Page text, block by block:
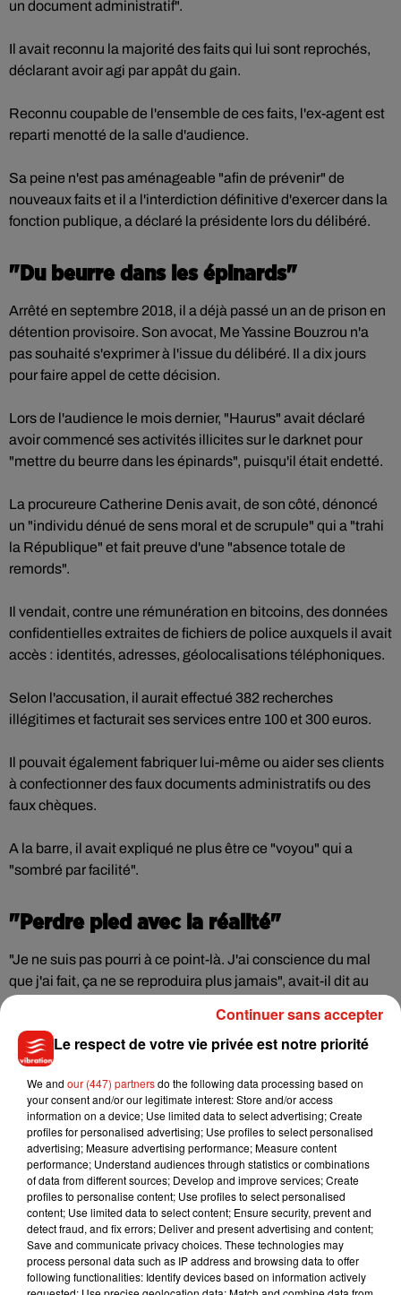
un document administratif".
Il avait reconnu la majorité des faits qui lui sont reprochés,
déclarant avoir agi par appât du gain.
Reconnu coupable de l'ensemble de ces faits, l'ex-agent est
reparti menotté de la salle d'audience.
Sa peine n'est pas aménageable "afin de prévenir" de
nouveaux faits et il a l'interdiction définitive d'exercer dans la
fonction publique, a déclaré la présidente lors du délibéré.
"Du beurre dans les épinards"
Arrêté en septembre 2018, il a déjà passé un an de prison en
détention provisoire. Son avocat, Me Yassine Bouzrou n'a
pas souhaité s'exprimer à l'issue du délibéré. Il a dix jours
pour faire appel de cette décision.
Lors de l'audience le mois dernier, "Haurus" avait déclaré
avoir commencé ses activités illicites sur le darknet pour
"mettre du beurre dans les épinards", puisqu'il était endetté.
La procureure Catherine Denis avait, de son côté, dénoncé
un "individu dénué de sens moral et de scrupule" qui a "trahi
la République" et fait preuve d'une "absence totale de
remords".
Il vendait, contre une rémunération en bitcoins, des données
confidentielles extraites de fichiers de police auxquels il avait
accès : identités, adresses, géolocalisations téléphoniques.
Selon l'accusation, il aurait effectué 382 recherches
illégitimes et facturait ses services entre 100 et 300 euros.
Il pouvait également fabriquer lui-même ou aider ses clients
à confectionner des faux documents administratifs ou des
faux chèques.
A la barre, il avait expliqué ne plus être ce "voyou" qui a
"sombré par facilité".
"Perdre pied avec la réalité"
"Je ne suis pas pourri à ce point-là. J'ai conscience du mal
que j'ai fait, ça ne se reproduira plus jamais", avait-il dit au
tribunal, décrivant une forme "d'addiction" qui lui avait fait
Il avait rappelé qu'il n'avait pas vendu d'informations tirées
de la base de renseignement de la DGSI, "Cristina", et qu'il
avait simplement utilisé des fichiers auxquels tous les
policiers avaient accès.
Son compagnon, accusé d'être son complice, a lui été
condamné à trois ans dont deux avec sursis mais relaxé du
chef de complicité. Il est ressorti libre.
Certaines personnes retrouvées mortes
Le respect de votre vie privée est notre priorité
We and our (447) partnersdo the following data processing based on
your consent and/or our legitimate interest: Store and/or access
information on a device; Use limited data to select advertising; Create
profiles for personalised advertising; Use profiles to select personalised
advertising; Measure advertising performance; Measure content
performance; Understand audiences through statistics or combinations
of data from different sources; Develop and improve services; Create
profiles to personalise content; Use profiles to select personalised
content; Use limited data to select content; Ensure security, prevent and
detect fraud, and fix errors; Deliver and present advertising and content;
Save and communicate privacy choices. These technologies may
process personal data such as IP address and browsing data to offer
following functionalities: Identify devices based on information actively
Continuer sans accepter